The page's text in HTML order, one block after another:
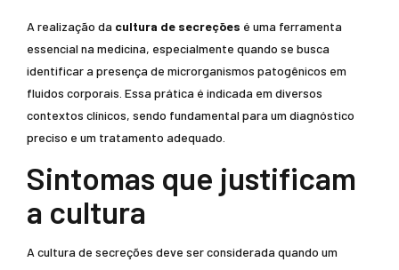
A realização da cultura de secreções é uma ferramenta
essencial na medicina, especialmente quando se busca
identificar a presença de microrganismos patogênicos em
fluidos corporais. Essa prática é indicada em diversos
contextos clínicos, sendo fundamental para um diagnóstico
preciso e um tratamento adequado.
Sintomas que justificam
a cultura
A cultura de secreções deve ser considerada quando um